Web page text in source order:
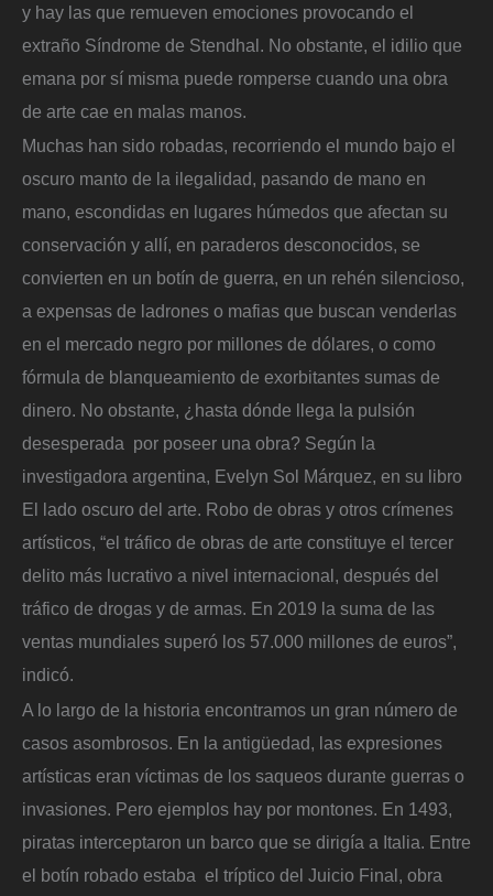
y hay las que remueven emociones provocando el
extraño Síndrome de Stendhal. No obstante, el idilio que
emana por sí misma puede romperse cuando una obra
de arte cae en malas manos.
Muchas han sido robadas, recorriendo el mundo bajo el
oscuro manto de la ilegalidad, pasando de mano en
mano, escondidas en lugares húmedos que afectan su
conservación y allí, en paraderos desconocidos, se
convierten en un botín de guerra, en un rehén silencioso,
a expensas de ladrones o mafias que buscan venderlas
en el mercado negro por millones de dólares, o como
fórmula de blanqueamiento de exorbitantes sumas de
dinero. No obstante, ¿hasta dónde llega la pulsión
desesperada por poseer una obra? Según la
investigadora argentina, Evelyn Sol Márquez, en su libro
El lado oscuro del arte. Robo de obras y otros crímenes
artísticos, “el tráfico de obras de arte constituye el tercer
delito más lucrativo a nivel internacional, después del
tráfico de drogas y de armas. En 2019 la suma de las
ventas mundiales superó los 57.000 millones de euros”,
indicó.
A lo largo de la historia encontramos un gran número de
casos asombrosos. En la antigüedad, las expresiones
artísticas eran víctimas de los saqueos durante guerras o
invasiones. Pero ejemplos hay por montones. En 1493,
piratas interceptaron un barco que se dirigía a Italia. Entre
el botín robado estaba el tríptico del Juicio Final, obra